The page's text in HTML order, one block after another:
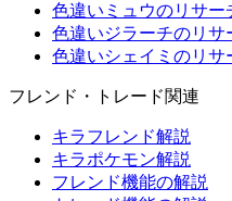
色違いミュウのリサー
色違いジラーチのリサ
色違いシェイミのリサ
フレンド・トレード関連
キラフレンド解説
キラポケモン解説
フレンド機能の解説